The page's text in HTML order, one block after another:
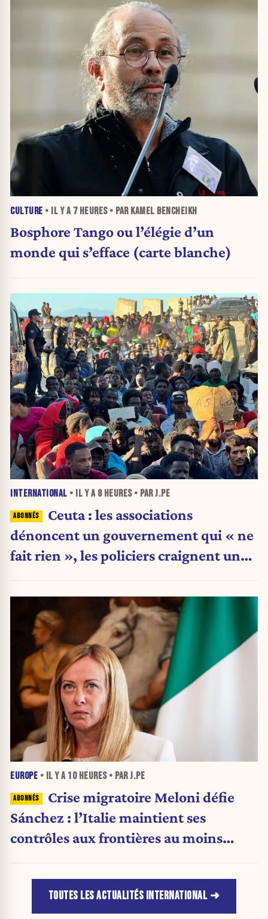
CULTURE • IL Y A 7 HEURES• PAR KAMEL BENCHEIKH
Bosphore Tango ou l’élégie d’un
monde qui s’efface (carte blanche)
INTERNATIONAL • IL Y A 8 HEURES• PAR J.PE
Ceuta : les associations
dénoncent un gouvernement qui « ne
fait rien », les policiers craignent une
EUROPE • IL Y A 10 HEURES• PAR J.PE
Crise migratoire Meloni défie
Sánchez : l’Italie maintient ses
contrôles aux frontières au moins
TOUTES LES ACTUALITÉS INTERNATIONAL